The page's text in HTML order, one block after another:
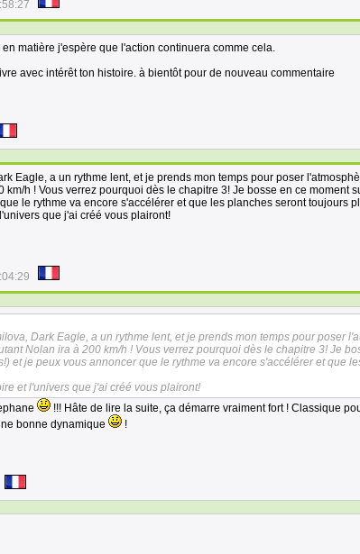
matière j'espère que l'action continuera comme cela.
avec intérêt ton histoire. à bientôt pour de nouveau commentaire
Eagle, a un rythme lent, et je prends mon temps pour poser
h ! Vous verrez pourquoi dès le chapitre 3! Je bosse en ce moment
le rythme va encore s'accélérer et que les planches seront toujours
que j'ai créé vous plairont!
Dark Eagle, a un rythme lent, et je prends mon temps pour poser
Nolan ira à 200 km/h ! Vous verrez pourquoi dès le chapitre 3! Je
et je peux vous annoncer que le rythme va encore s'accélérer et que
et l'univers que j'ai créé vous plairont!
!!! Hâte de lire la suite, ça démarre vraiment fort ! Classique
bonne dynamique
!